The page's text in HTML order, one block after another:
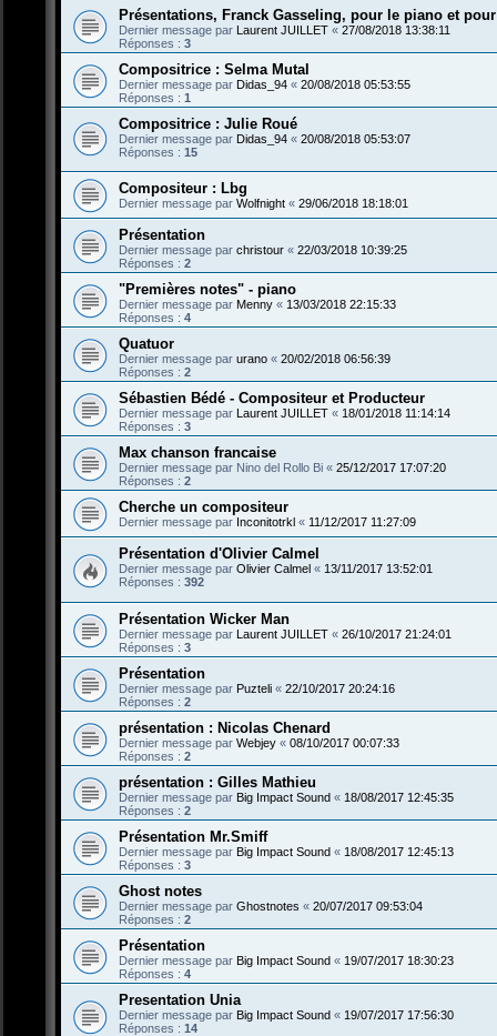
Présentations, Franck Gasseling, pour le piano et
Dernier message par Laurent JUILLET « 27/08/2018 13:38:11
Réponses : 3
Compositrice : Selma Mutal
Dernier message par Didas_94 « 20/08/2018 05:53:55
Réponses : 1
Compositrice : Julie Roué
Dernier message par Didas_94 « 20/08/2018 05:53:07
Réponses : 15
Compositeur : Lbg
Dernier message par Wolfnight « 29/06/2018 18:18:01
Présentation
Dernier message par christour « 22/03/2018 10:39:25
Réponses : 2
"Premières notes" - piano
Dernier message par Menny « 13/03/2018 22:15:33
Réponses : 4
Quatuor
Dernier message par urano « 20/02/2018 06:56:39
Réponses : 2
Sébastien Bédé - Compositeur et Producteur
Dernier message par Laurent JUILLET « 18/01/2018 11:14:14
Réponses : 3
Max chanson francaise
Dernier message par Nino del Rollo Bi « 25/12/2017 17:07:20
Réponses : 2
Cherche un compositeur
Dernier message par Inconitotrkl « 11/12/2017 11:27:09
Présentation d'Olivier Calmel
Dernier message par Olivier Calmel « 13/11/2017 13:52:01
Réponses : 392
Présentation Wicker Man
Dernier message par Laurent JUILLET « 26/10/2017 21:24:01
Réponses : 3
Présentation
Dernier message par Puzteli « 22/10/2017 20:24:16
Réponses : 2
présentation : Nicolas Chenard
Dernier message par Webjey « 08/10/2017 00:07:33
Réponses : 2
présentation : Gilles Mathieu
Dernier message par Big Impact Sound « 18/08/2017 12:45:35
Réponses : 2
Présentation Mr.Smiff
Dernier message par Big Impact Sound « 18/08/2017 12:45:13
Réponses : 3
Ghost notes
Dernier message par Ghostnotes « 20/07/2017 09:53:04
Réponses : 2
Présentation
Dernier message par Big Impact Sound « 19/07/2017 18:30:23
Réponses : 4
Presentation Unia
Dernier message par Big Impact Sound « 19/07/2017 17:56:30
Réponses : 14